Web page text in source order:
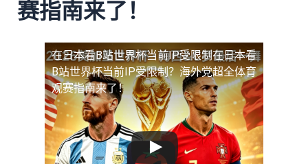
赛指南来了！
在日本看B站世界杯当前IP受限制在日本看
B站世界杯当前IP受限制？海外党超全体育
观赛指南来了！